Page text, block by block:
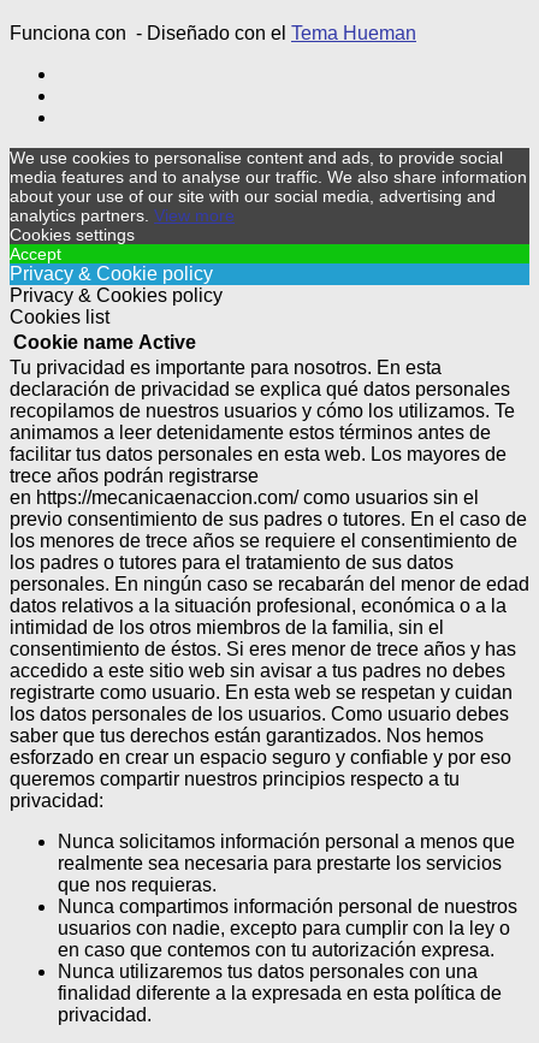
Funciona con - Diseñado con el Tema Hueman
We use cookies to personalise content and ads, to provide social
media features and to analyse our traffic. We also share information
about your use of our site with our social media, advertising and
analytics partners. View more
Cookies settings
Accept
Privacy & Cookie policy
Privacy & Cookies policy
Cookies list
Cookie name Active
Tu privacidad es importante para nosotros. En esta
declaración de privacidad se explica qué datos personales
recopilamos de nuestros usuarios y cómo los utilizamos. Te
animamos a leer detenidamente estos términos antes de
facilitar tus datos personales en esta web. Los mayores de
trece años podrán registrarse
en https://mecanicaenaccion.com/ como usuarios sin el
previo consentimiento de sus padres o tutores. En el caso de
los menores de trece años se requiere el consentimiento de
los padres o tutores para el tratamiento de sus datos
personales. En ningún caso se recabarán del menor de edad
datos relativos a la situación profesional, económica o a la
intimidad de los otros miembros de la familia, sin el
consentimiento de éstos. Si eres menor de trece años y has
accedido a este sitio web sin avisar a tus padres no debes
registrarte como usuario. En esta web se respetan y cuidan
los datos personales de los usuarios. Como usuario debes
saber que tus derechos están garantizados. Nos hemos
esforzado en crear un espacio seguro y confiable y por eso
queremos compartir nuestros principios respecto a tu
privacidad:
Nunca solicitamos información personal a menos que
realmente sea necesaria para prestarte los servicios
que nos requieras.
Nunca compartimos información personal de nuestros
usuarios con nadie, excepto para cumplir con la ley o
en caso que contemos con tu autorización expresa.
Nunca utilizaremos tus datos personales con una
finalidad diferente a la expresada en esta política de
privacidad.